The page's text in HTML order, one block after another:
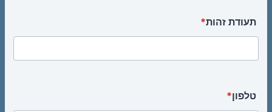
תעודת זהות*
טלפון*